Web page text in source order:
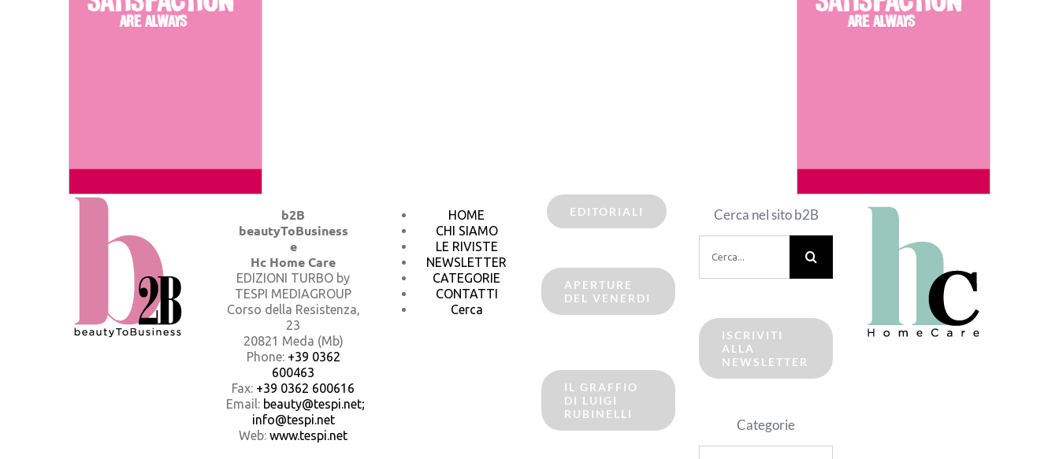
b2B
beautyToBusiness
e
Hc Home Care
EDIZIONI TURBO by
TESPI MEDIAGROUP
Corso della Resistenza,
23
20821 Meda (Mb)
Phone: +39 0362
600463
Fax: +39 0362 600616
Email: beauty@tespi.net;
info@tespi.net
Web: www.tespi.net
HOME
CHI SIAMO
LE RIVISTE
NEWSLETTER
CATEGORIE
CONTATTI
Cerca
EDITORIALI
APERTURE
DEL VENERDI
IL GRAFFIO
DI LUIGI
RUBINELLI
Cerca nel sito b2B
per:
ISCRIVITI
ALLA
NEWSLETTER
Categorie